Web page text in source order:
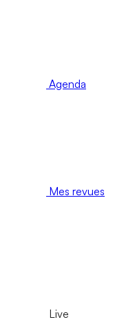
Agenda
Mes revues
Live